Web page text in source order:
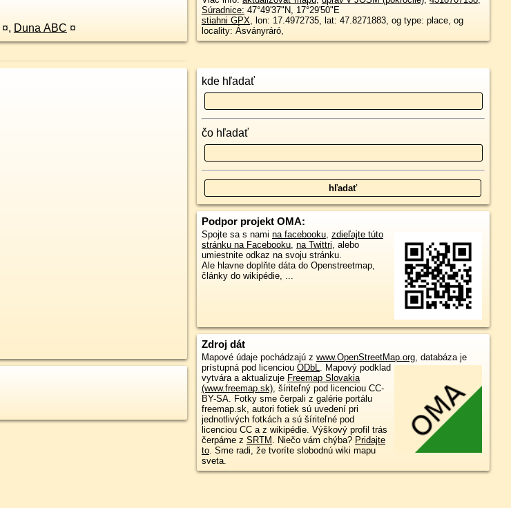
¤, Duna ABC ¤
Súradnice: 47°49'37"N, 17°29'50"E
stiahni GPX, lon: 17.4972735, lat: 47.8271883, og type: place, og
locality: Ásványráró,
kde hľadať
čo hľadať
Podpor projekt OMA:
Spojte sa s nami na facebooku, zdieľajte túto
stránku na Facebooku, na Twittri, alebo
umiestnite odkaz na svoju stránku.
Ale hlavne doplňte dáta do Openstreetmap,
články do wikipédie, ...
Zdroj dát
Mapové údaje pochádzajú z www.OpenStreetMap.org, databáza je
prístupná pod licenciou ODbL. Mapový podklad
vytvára a aktualizuje Freemap Slovakia
(www.freemap.sk), šíriteľný pod licenciou CC-
BY-SA. Fotky sme čerpali z galérie portálu
freemap.sk, autori fotiek sú uvedení pri
jednotlivých fotkách a sú šíriteľné pod
licenciou CC a z wikipédie. Výškový profil trás
čerpáme z SRTM . Niečo vám chýba? Pridajte
to. Sme radi, že tvoríte slobodnú wiki mapu
sveta.